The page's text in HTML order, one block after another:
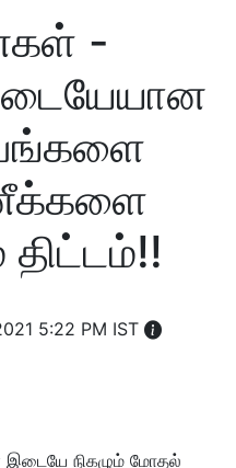
-
திட்டம்!!
5:22 PM IST
நிகழும் மோதல்